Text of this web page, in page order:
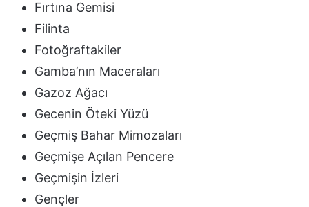
Fırtına Gemisi
Filinta
Fotoğraftakiler
Gamba’nın Maceraları
Gazoz Ağacı
Gecenin Öteki Yüzü
Geçmiş Bahar Mimozaları
Geçmişe Açılan Pencere
Geçmişin İzleri
Gençler